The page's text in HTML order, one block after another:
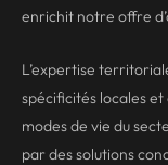
enrichit notre offre
L’expertise
spécificités locales
modes de vie du
par des solutions